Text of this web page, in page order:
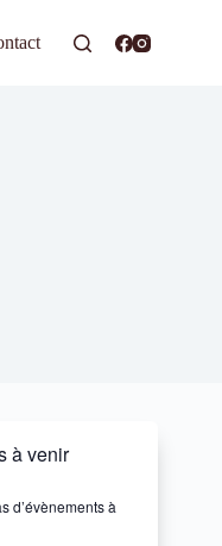
à venir
d’évènements à